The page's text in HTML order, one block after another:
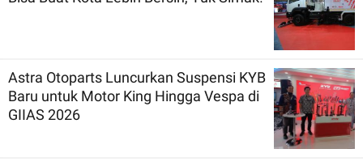
Astra Otoparts Luncurkan Suspensi KYB
Baru untuk Motor King Hingga Vespa di
GIIAS 2026